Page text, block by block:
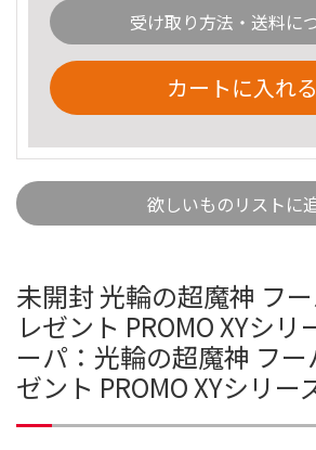
受け取り方法・送料に
カートに入れる
欲しいものリストに
未開封 光輪の超魔神 フ
レゼント PROMO XYシリ
ーパ：光輪の超魔神 フ
ゼント PROMO XYシリ